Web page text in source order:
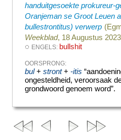
handuitgesoekte prokureur-
Oranjeman se Groot Leuen
bullestrontitus) verwerp
Weekblad, 18 Augustus
◌ ENGELS: bullshit
OORSPRONG:
bul+stront+-itis
ongesteldheid, veroorsaak
grondwoord genoem word”.